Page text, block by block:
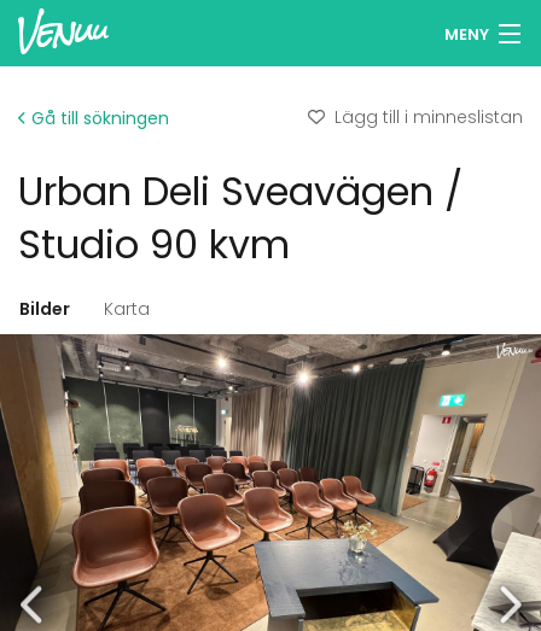
MENY
Logga in
Svenska
Gå till sökningen Lägg till i minneslistan
Urban Deli Sveavägen /
Studio 90 kvm
Bilder Karta